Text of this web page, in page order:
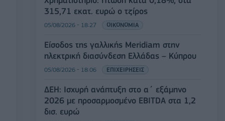
315,71 εκατ. ευρώ ο τζίρος
05/08/2026 - 18:27 ΟΙΚΟΝΟΜΙΑ
Είσοδος της γαλλικής Meridiam στην
ηλεκτρική διασύνδεση Ελλάδας – Κύπρου
05/08/2026 - 18:06 ΕΠΙΧΕΙΡΗΣΕΙΣ
ΔΕΗ: Ισχυρή ανάπτυξη στο α΄ εξάμηνο
2026 με προσαρμοσμένο EBITDA στα 1,2
δισ. ευρώ